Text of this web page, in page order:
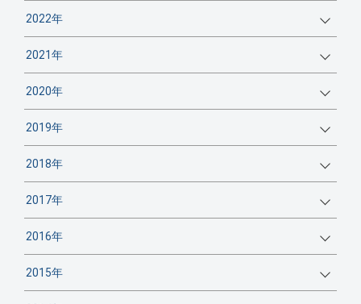
2022年
2021年
2020年
2019年
2018年
2017年
2016年
2015年